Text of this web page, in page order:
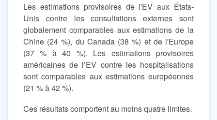
Les estimations provisoires de l'EV aux États-
Unis contre les consultations externes sont
globalement comparables aux estimations de la
Chine (24 %), du Canada (38 %) et de l'Europe
(37 % à 40 %). Les estimations provisoires
américaines de l’EV contre les hospitalisations
sont comparables aux estimations européennes
(21 % à 42 %).
Ces résultats comportent au moins quatre limites.